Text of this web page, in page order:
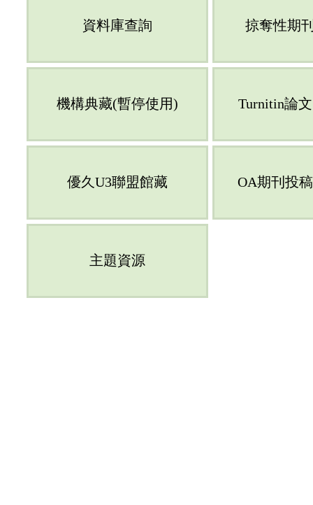
資料庫查詢
機構典藏(暫停使用)
優久U3聯盟館藏
主題資源
掠奪性期
Turnitin論
OA期刊投